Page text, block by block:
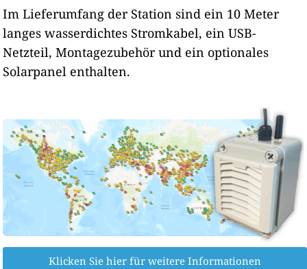
Im Lieferumfang der Station sind ein 10 Meter
langes wasserdichtes Stromkabel, ein USB-
Netzteil, Montagezubehör und ein optionales
Solarpanel enthalten.
Klicken Sie hier für weitere Informationen